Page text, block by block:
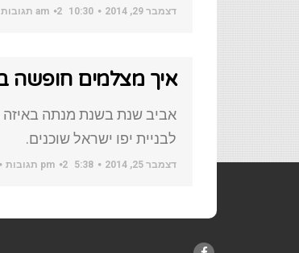
דצמבר 29, 2014 10:30 am 2 תגובות
איך מצלמים חופשה
אביב שנת בשנת מנתה באיזה
לבניית יפו ישראל שוכנים.
דצמבר 25, 2014 5:38 pm 2 תגובות